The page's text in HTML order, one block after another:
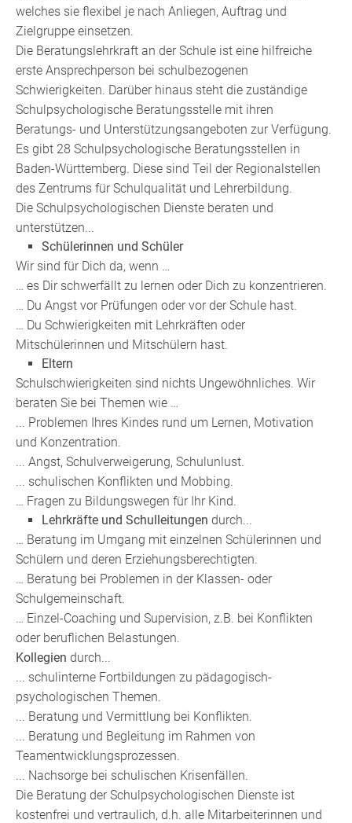
welches sie flexibel je nach Anliegen, Auftrag und
Zielgruppe einsetzen.
Die Beratungslehrkraft an der Schule ist eine hilfreiche
erste Ansprechperson bei schulbezogenen
Schwierigkeiten. Darüber hinaus steht die zuständige
Schulpsychologische Beratungsstelle mit ihren
Beratungs- und Unterstützungsangeboten zur Verfügung.
Es gibt 28 Schulpsychologische Beratungsstellen in
Baden-Württemberg. Diese sind Teil der Regionalstellen
des Zentrums für Schulqualität und Lehrerbildung.
Die Schulpsychologischen Dienste beraten und
unterstützen...
Schülerinnen und Schüler
Wir sind für Dich da, wenn …
… es Dir schwerfällt zu lernen oder Dich zu konzentrieren.
… Du Angst vor Prüfungen oder vor der Schule hast.
… Du Schwierigkeiten mit Lehrkräften oder
Mitschülerinnen und Mitschülern hast.
Eltern
Schulschwierigkeiten sind nichts Ungewöhnliches. Wir
beraten Sie bei Themen wie …
... Problemen Ihres Kindes rund um Lernen, Motivation
und Konzentration.
... Angst, Schulverweigerung, Schulunlust.
... schulischen Konflikten und Mobbing.
… Fragen zu Bildungswegen für Ihr Kind.
Lehrkräfte und Schulleitungen durch...
… Beratung im Umgang mit einzelnen Schülerinnen und
Schülern und deren Erziehungsberechtigten.
… Beratung bei Problemen in der Klassen- oder
Schulgemeinschaft.
… Einzel-Coaching und Supervision, z.B. bei Konflikten
oder beruflichen Belastungen.
Kollegien durch...
... schulinterne Fortbildungen zu pädagogisch-
psychologischen Themen.
... Beratung und Vermittlung bei Konflikten.
... Beratung und Begleitung im Rahmen von
Teamentwicklungsprozessen.
... Nachsorge bei schulischen Krisenfällen.
Die Beratung der Schulpsychologischen Dienste ist
kostenfrei und vertraulich, d.h. alle Mitarbeiterinnen und